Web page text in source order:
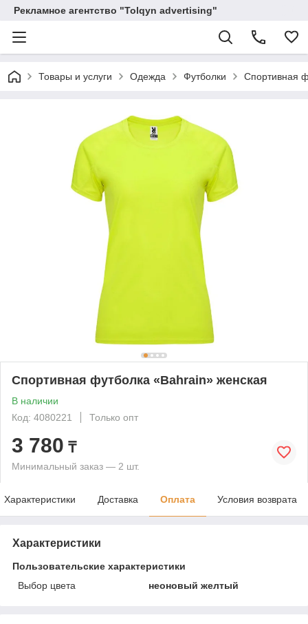
Рекламное агентство "Tolqyn advertising"
Товары и услуги Одежда Футболки Спортивная
Спортивная футболка «Bahrain» женская
В наличии
Код: 4080221
Только опт
3 780 ₸
Минимальный заказ — 2 шт.
Характеристики Доставка Оплата Условия возврата
Характеристики
Пользовательские характеристики
Выбор цвета
неоновый желтый